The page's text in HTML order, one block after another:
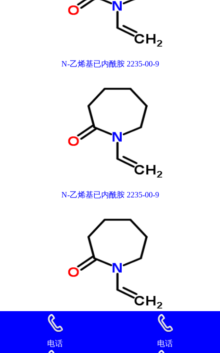
N-乙烯基已内酰胺 2235-00-9
N-乙烯基已内酰胺 2235-00-9
N-乙烯基已内酰胺 2235-00-9
电话 电话